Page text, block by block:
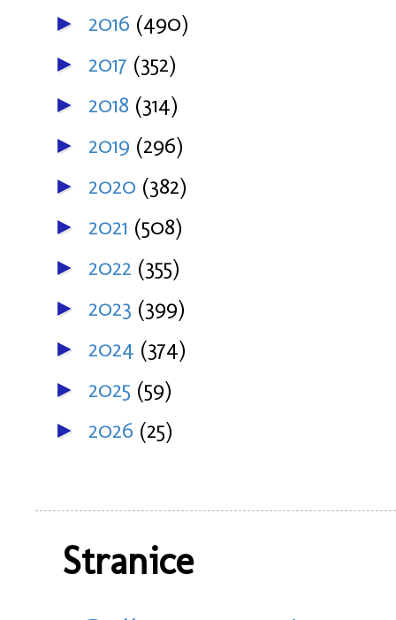
► 2016 (490)
► 2017 (352)
► 2018 (314)
► 2019 (296)
► 2020 (382)
► 2021 (508)
► 2022 (355)
► 2023 (399)
► 2024 (374)
► 2025 (59)
► 2026 (25)
Stranice